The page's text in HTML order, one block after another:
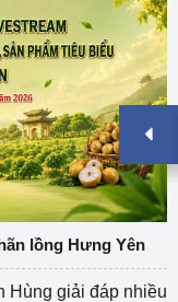
lồng Hưng Yên
Hùng giải đáp nhiều